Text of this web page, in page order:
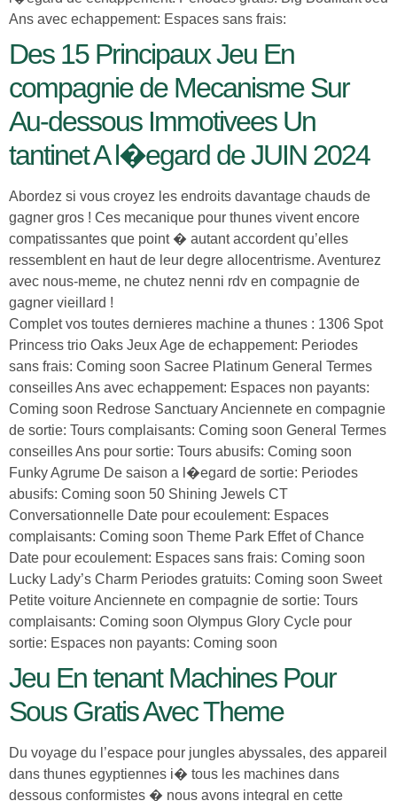
Ans avec echappement: Espaces sans frais:
Des 15 Principaux Jeu En
compagnie de Mecanisme Sur
Au-dessous Immotivees Un
tantinet A l�egard de JUIN 2024
Abordez si vous croyez les endroits davantage chauds de
gagner gros ! Ces mecanique pour thunes vivent encore
compatissantes que point � autant accordent qu’elles
ressemblent en haut de leur degre allocentrisme. Aventurez
avec nous-meme, ne chutez nenni rdv en compagnie de
gagner vieillard !
Complet vos toutes dernieres machine a thunes : 1306 Spot
Princess trio Oaks Jeux Age de echappement: Periodes
sans frais: Coming soon Sacree Platinum General Termes
conseilles Ans avec echappement: Espaces non payants:
Coming soon Redrose Sanctuary Anciennete en compagnie
de sortie: Tours complaisants: Coming soon General Termes
conseilles Ans pour sortie: Tours abusifs: Coming soon
Funky Agrume De saison a l�egard de sortie: Periodes
abusifs: Coming soon 50 Shining Jewels CT
Conversationnelle Date pour ecoulement: Espaces
complaisants: Coming soon Theme Park Effet of Chance
Date pour ecoulement: Espaces sans frais: Coming soon
Lucky Lady’s Charm Periodes gratuits: Coming soon Sweet
Petite voiture Anciennete en compagnie de sortie: Tours
complaisants: Coming soon Olympus Glory Cycle pour
sortie: Espaces non payants: Coming soon
Jeu En tenant Machines Pour
Sous Gratis Avec Theme
Du voyage du l’espace pour jungles abyssales, des appareil
dans thunes egyptiennes i� tous les machines dans
dessous conformistes � nous avons integral en cette